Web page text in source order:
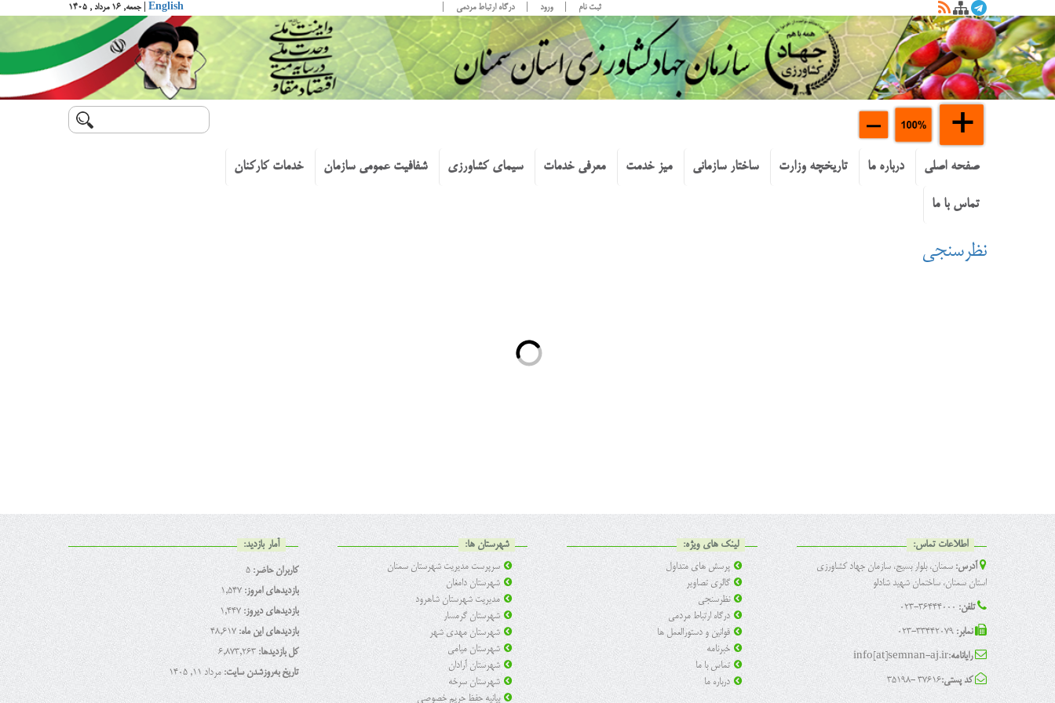
English | جمعه, ۱۶ مرداد , ۱۴۰۵ ثبت نام ورود درگاه ارتباط مردمی
صفحه اصلی درباره ما تاریخچه وزارت ساختار سازمانی میز خدمت معرفی خدمات سیمای کشاورزی شفافیت عمومی سازمان خدمات کارکنان
تماس با ما
نظرسنجی
اطلاعات تماس:
آدرس:سمنان، بلوار بسیج، سازمان جهاد کشاورزی
استان سمنان، ساختمان شهید شادلو
تلفن: 36444000-023
نمابر: 33442079-023
رایانامه:info[at]semnan-aj.ir
کد پستی:37616 -35198
آمار بازدید:
کاربران حاضر:5
بازدیدهای امروز:1,547
بازدیدهای دیروز:1,447
بازدیدهای این ماه:48,617
کل بازدیدها:6,873,263
تاریخ به‌روزشدن سایت:مرداد ۱۱, ۱۴۰۵
شهرستان ها:
سرپرست مدیریت شهرستان سمنان
شهرستان دامغان
مدیریت شهرستان شاهرود
شهرستان گرمسار
شهرستان مهدی شهر
شهرستان میامی
شهرستان آرادان
شهرستان سرخه
بیانیه حفظ حریم خصوصی
لینک های ویژه:
پرسش های متداول
گالری تصاویر
نظرسنجی
درگاه ارتباط مردمی
قوانین و دستورالعمل ها
خبرنامه
تماس با ما
درباره ما